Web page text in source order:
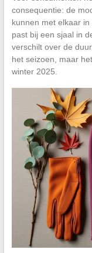
consequentie: de
kunnen met elkaar
past bij een sjaal in
verschilt over de
het seizoen, maar
winter 2025.